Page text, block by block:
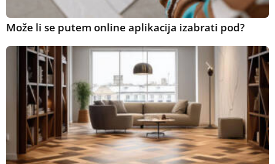
Može li se putem online aplikacija izabrati pod?